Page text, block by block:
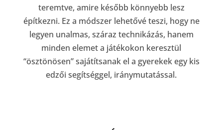
teremtve, amire később könnyebb lesz
építkezni. Ez a módszer lehetővé teszi, hogy ne
legyen unalmas, száraz technikázás, hanem
minden elemet a játékokon keresztül
“ösztönösen” sajátítsanak el a gyerekek egy kis
edzői segítséggel, iránymutatással.